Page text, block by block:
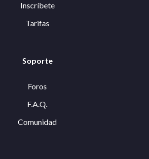
Inscríbete
Tarifas
Soporte
Foros
F.A.Q.
Comunidad